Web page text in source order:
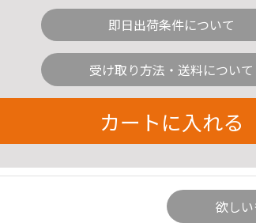
即日出荷条件について
受け取り方法・送料について
カートに入れる
欲し